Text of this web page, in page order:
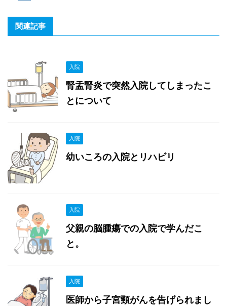
関連記事
入院
腎盂腎炎で突然入院してしまったこ
とについて
入院
幼いころの入院とリハビリ
入院
父親の脳腫瘍での入院で学んだこ
と。
入院
医師から子宮頸がんを告げられまし